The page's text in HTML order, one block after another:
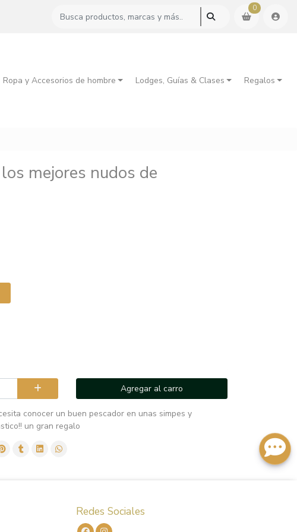
0
Ropa y Accesorios de hombre Lodges, Guías & Clases Regalos
mejores nudos de
Agregar al carro
conocer un buen pescador en unas simpes y
un gran regalo
Redes Sociales